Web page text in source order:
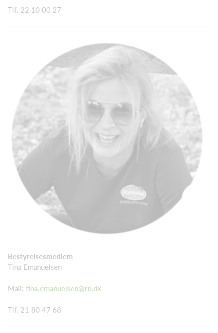
Tlf. 22 10 00 27
Bestyrelsesmedlem
Tina Emanuelsen
Mail: tina.emanuelsen@rn.dk
Tlf. 21 80 47 68